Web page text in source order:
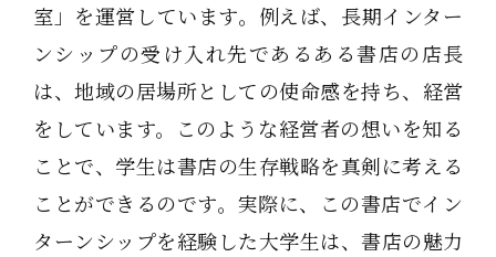
室」を運営しています。例えば、長期インター
ンシップの受け入れ先であるある書店の店長
は、地域の居場所としての使命感を持ち、経営
をしています。このような経営者の想いを知る
ことで、学生は書店の生存戦略を真剣に考える
ことができるのです。実際に、この書店でイン
ターンシップを経験した大学生は、書店の魅力